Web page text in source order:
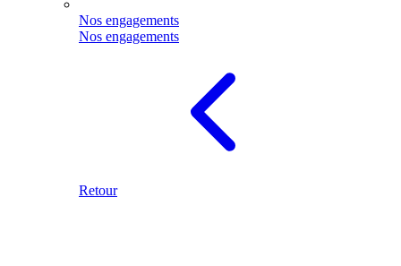
Nos engagements
Nos engagements
Retour